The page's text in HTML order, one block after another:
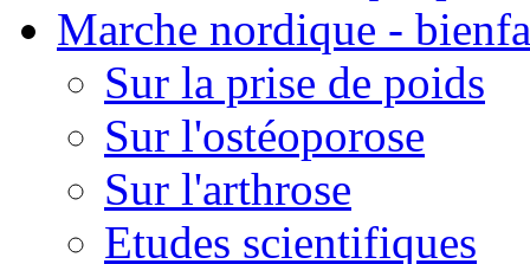
Marche nordique -
Sur la prise de poids
Sur l'ostéoporose
Sur l'arthrose
Etudes scientifiques